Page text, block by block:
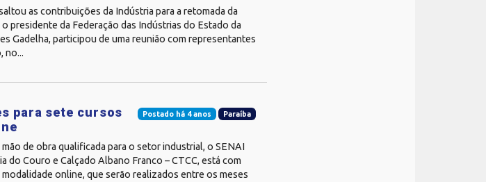
as contribuições da Indústria para a retomada da
presidente da Federação das Indústrias do Estado da
Gadelha, participou de uma reunião com representantes
no...
Postado há 4 anos Paraíba
para sete cursos
de obra qualificada para o setor industrial, o SENAI
do Couro e Calçado Albano Franco – CTCC, está com
online, que serão realizados entre os meses